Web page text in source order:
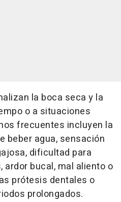
la boca seca y la
o a situaciones
frecuentes incluyen la
beber agua, sensación
dificultad para
bucal, mal aliento o
prótesis dentales o
prolongados.